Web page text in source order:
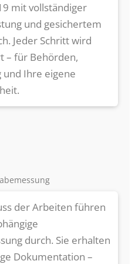
mit vollständiger
und gesichertem
Jeder Schritt wird
– für Behörden,
und Ihre eigene
der Arbeiten führen
durch. Sie erhalten
Dokumentation –